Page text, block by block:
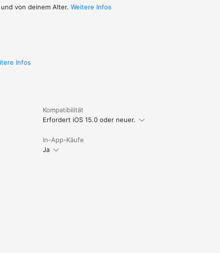
wird
der
von deinem Alter. Weitere Infos
Infos
Kompatibilität
Erfordert iOS 15.0 oder neuer.
In-App-Käufe
Ja